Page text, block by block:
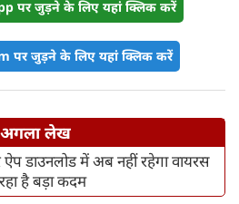
पर जुड़ने के लिए यहां क्लिक करें
पर जुड़ने के लिए यहां क्लिक करें
अगला लेख
डाउनलोड में अब नहीं रहेगा वायरस
है बड़ा कदम